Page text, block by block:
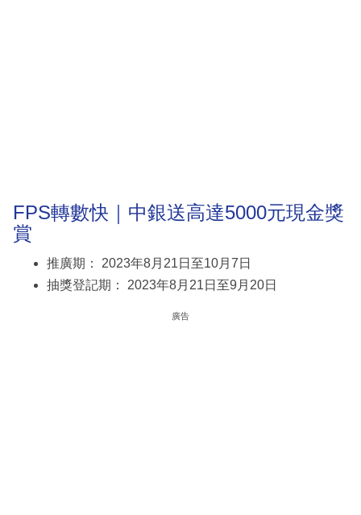
FPS轉數快｜中銀送高達5000元現金獎
賞
推廣期： 2023年8月21日至10月7日
抽獎登記期： 2023年8月21日至9月20日
廣告